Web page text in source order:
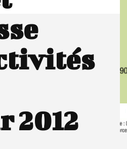
2012